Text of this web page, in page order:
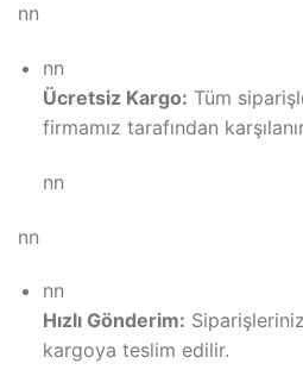
nn
nn
Ücretsiz Kargo: Tüm
firmamız tarafından
nn
nn
nn
Hızlı Gönderim: Siparişleriniz
kargoya teslim edilir.